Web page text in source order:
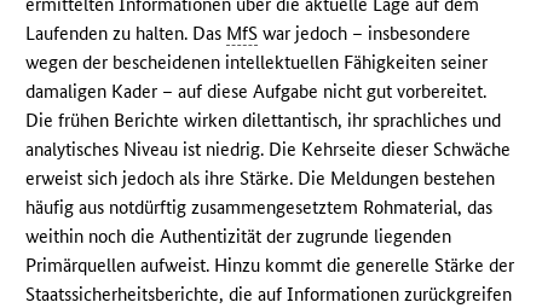
Laufenden zu halten. Das MfS war jedoch – insbesondere
wegen der bescheidenen intellektuellen Fähigkeiten seiner
damaligen Kader – auf diese Aufgabe nicht gut vorbereitet.
Die frühen Berichte wirken dilettantisch, ihr sprachliches und
analytisches Niveau ist niedrig. Die Kehrseite dieser Schwäche
erweist sich jedoch als ihre Stärke. Die Meldungen bestehen
häufig aus notdürftig zusammengesetztem Rohmaterial, das
weithin noch die Authentizität der zugrunde liegenden
Primärquellen aufweist. Hinzu kommt die generelle Stärke der
Staatssicherheitsberichte, die auf Informationen zurückgreifen